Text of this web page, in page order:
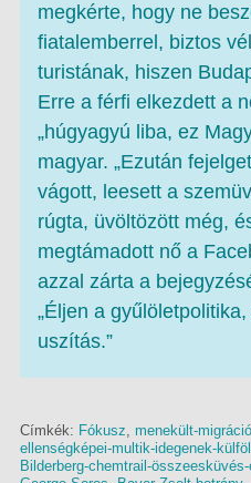
megkérte, hogy ne
fiatalemberrel, biztos
turistának, hiszen
Erre a férfi elkezdett a
„húgyagyú liba, ez
magyar. „Ezután
vágott, leesett a
rúgta, üvöltözött még,
megtámadott nő a
azzal zárta a
„Éljen a
uszítás.”
Címkék: Fókusz menekült-
ellenségképei-multik-idegenek-
Bilderberg-chemtrail-